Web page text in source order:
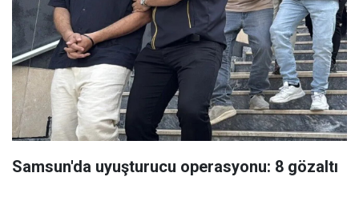
Samsun'da uyuşturucu operasyonu: 8 gözaltı